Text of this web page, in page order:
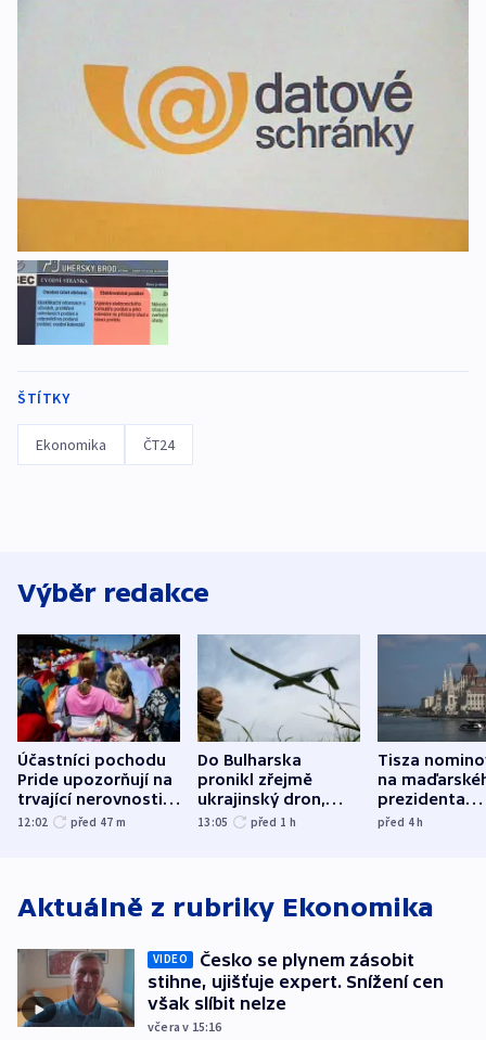
ŠTÍTKY
Ekonomika ČT24
Výběr redakce
Účastníci pochodu
Pride upozorňují na
trvající nerovnosti i
společenskou
12:02 před 47 m
Do Bulharska
pronikl zřejmě
ukrajinský dron,
explodoval kilometr
13:05 před 1 h
Tisza
na
prezidenta
bývalého
před 4h
Aktuálně z rubriky Ekonomika
VIDEO
Česko se plynem zásobit
stihne, ujišťuje expert. Snížení cen
však slíbit nelze
včera v 15:16